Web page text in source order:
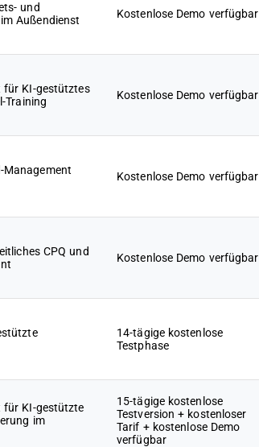
und
Außendienst
Kostenlose Demo verfügbar
für KI-gestütztes
Training
Kostenlose Demo verfügbar
Management
Kostenlose Demo verfügbar
CPQ und
Kostenlose Demo verfügbar
14-tägige kostenlose
Testphase
für KI-gestützte
im
15-tägige kostenlose
Testversion + kostenloser
Tarif + kostenlose Demo
verfügbar